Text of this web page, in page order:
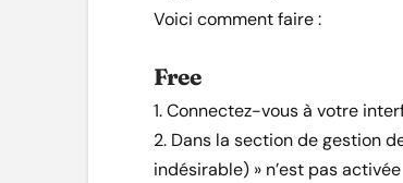
Voici comment faire :
Free
1. Connectez-vous à votre
2. Dans la section de gestion
indésirable) » n’est pas activée